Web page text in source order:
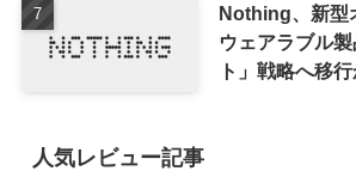
Nothing、新型
ウェアラブル
ト」戦略へ移
人気レビュー記事